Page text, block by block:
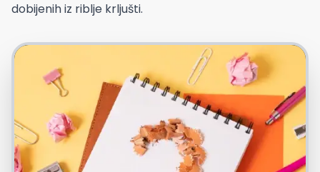
dobijenih iz riblje krljušti.
Foto: Freepik.com